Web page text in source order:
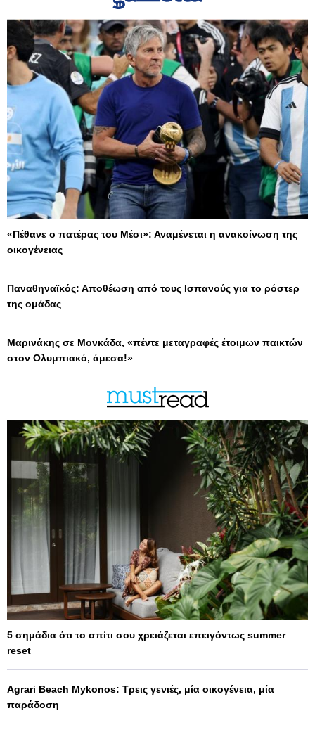
«Πέθανε ο πατέρας του Μέσι»: Αναμένεται η ανακοίνωση της
οικογένειας
Παναθηναϊκός: Αποθέωση από τους Ισπανούς για το ρόστερ
της ομάδας
Μαρινάκης σε Μονκάδα, «πέντε μεταγραφές έτοιμων παικτών
στον Ολυμπιακό, άμεσα!»
5 σημάδια ότι το σπίτι σου χρειάζεται επειγόντως summer
reset
Agrari Beach Mykonos: Τρεις γενιές, μία οικογένεια, μία
παράδοση